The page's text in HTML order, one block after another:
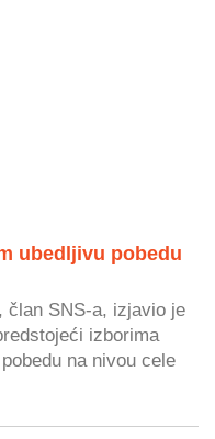
ubedljivu pobedu
član SNS-a, izjavio je
izborima
na nivou cele